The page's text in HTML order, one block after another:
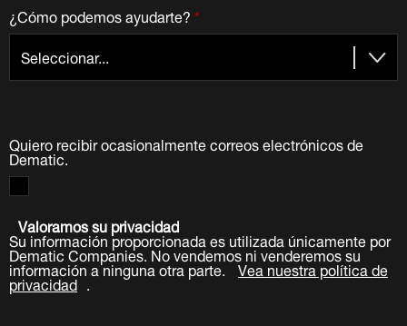
*
¿Cómo podemos ayudarte?
Quiero recibir ocasionalmente correos electrónicos de
Dematic.
Valoramos su privacidad
Su información proporcionada es utilizada únicamente por
Dematic Companies. No vendemos ni venderemos su
información a ninguna otra parte. Vea nuestra política de
privacidad .